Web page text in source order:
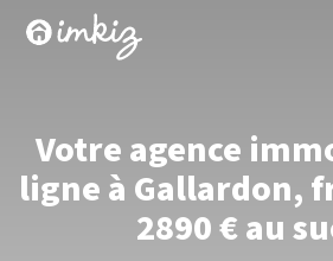
Votre agence
ligne à Gallardon,
2890 € au